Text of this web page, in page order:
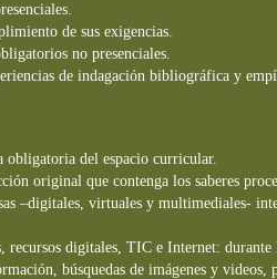
de sus exigencias.
no presenciales.
de indagación bibliográfica y
del espacio curricular.
original que contenga los saberes
–digitales, virtuales y multimediales-
recursos digitales, TIC e Internet:
búsquedas de imágenes y